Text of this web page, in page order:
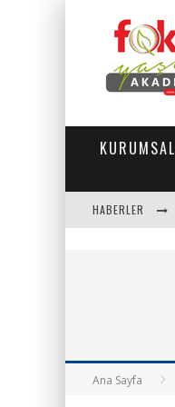
KURUMSAL
HABERLER
Ana Sayfa